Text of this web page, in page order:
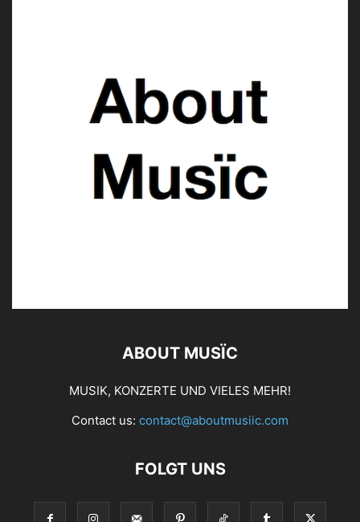
ABOUT MUSÏC
MUSIK, KONZERTE UND VIELES MEHR!
Contact us: contact@aboutmusiic.com
FOLGT UNS